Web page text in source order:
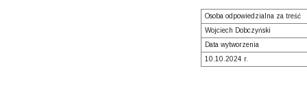
Osoba odpowiedzialna za treść
Wojciech Dobczyński
Data wytworzenia
10.10.2024 r.